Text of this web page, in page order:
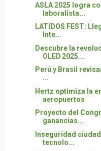
ASLA 2025 logra
laboralista...
LATIDOS FEST:
Inte...
Descubre la
OLED 2025...
Perú y Brasil
...
Hertz optimiza la
aeropuertos
Proyecto del
ganancias...
Inseguridad
tecnolo...